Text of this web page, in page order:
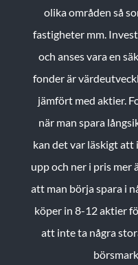
olika områden så
fastigheter mm.
och anses vara en
fonder är
jämfört med aktier.
när man spara
kan det var läskigt att
upp och ner i pris mer
att man börja spara i
köper in 8-12 aktier
att inte ta några